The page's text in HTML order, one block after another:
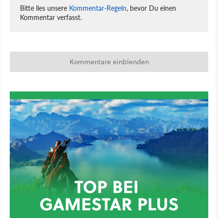
Bitte lies unsere Kommentar-Regeln, bevor Du einen
Kommentar verfasst.
Kommentare einblenden